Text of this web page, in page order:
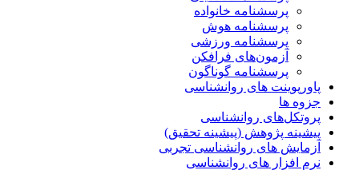
پرسشنامه خانواده
پرسشنامه هوش
پرسشنامه ورزشی
آزمون‌های فرافکن
پرسشنامه گوناگون
پاورپوینت های روانشناسی
جزوه ها
پروتکل‌های روانشناسی
پیشینه پژوهش (پیشینه تحقیق)
آزمایش های روانشناسی تجربی
نرم افزار های روانشناسی